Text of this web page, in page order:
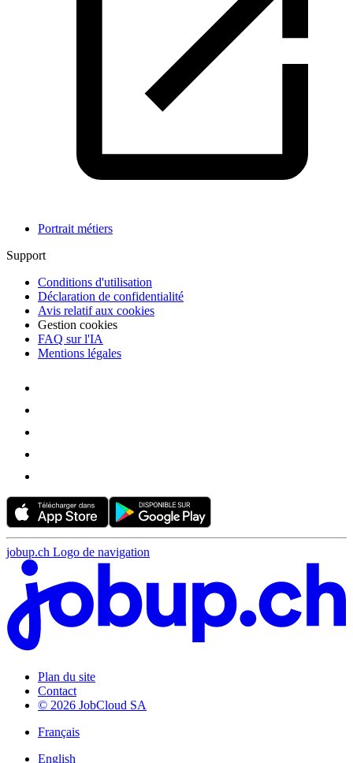
Portrait métiers
Support
Conditions d'utilisation
Déclaration de confidentialité
Avis relatif aux cookies
Gestion cookies
FAQ sur l'IA
Mentions légales
jobup.ch Logo de navigation
Plan du site
Contact
© 2026 JobCloud SA
Français
English